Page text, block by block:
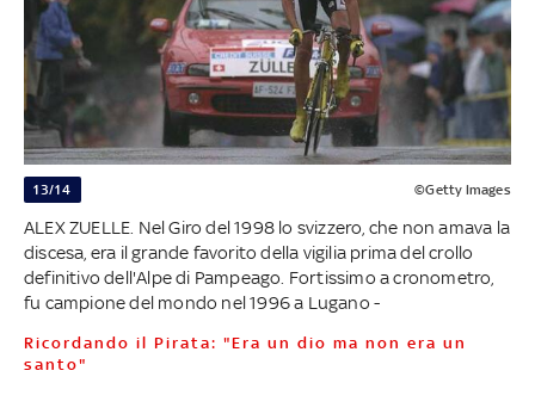
13/14 ©Getty Images
ALEX ZUELLE. Nel Giro del 1998 lo svizzero, che non amava la
discesa, era il grande favorito della vigilia prima del crollo
definitivo dell'Alpe di Pampeago. Fortissimo a cronometro,
fu campione del mondo nel 1996 a Lugano -
Ricordando il Pirata: "Era un dio ma non era un
santo"